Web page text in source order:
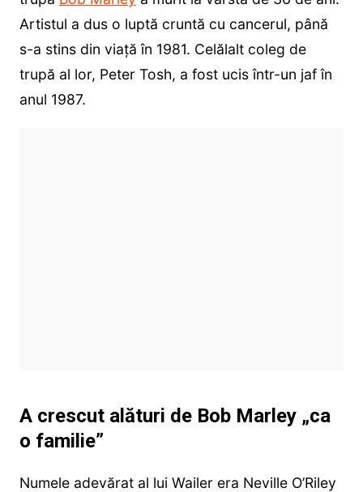
Artistul a dus o luptă cruntă cu cancerul, până
s-a stins din viață în 1981. Celălalt coleg de
trupă al lor, Peter Tosh, a fost ucis într-un jaf în
anul 1987.
A crescut alături de Bob Marley „ca
o familie”
Numele adevărat al lui Wailer era Neville O’Riley